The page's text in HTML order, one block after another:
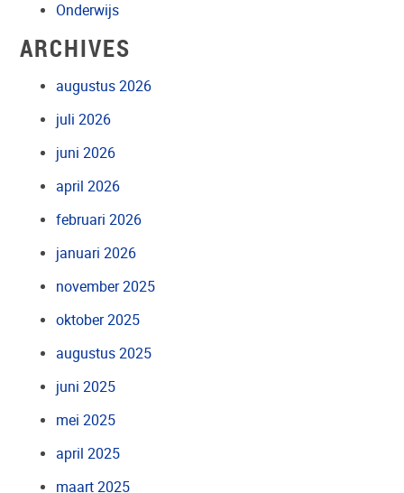
Onderwijs
ARCHIVES
augustus 2026
juli 2026
juni 2026
april 2026
februari 2026
januari 2026
november 2025
oktober 2025
augustus 2025
juni 2025
mei 2025
april 2025
maart 2025